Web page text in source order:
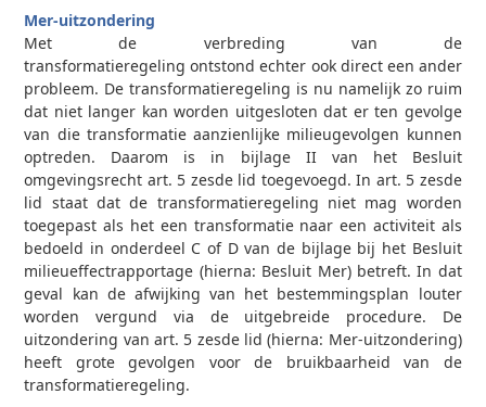
Mer-uitzondering
Met de verbreding van de
transformatieregeling ontstond echter ook direct een ander
probleem. De transformatieregeling is nu namelijk zo ruim
dat niet langer kan worden uitgesloten dat er ten gevolge
van die transformatie aanzienlijke milieugevolgen kunnen
optreden. Daarom is in bijlage II van het Besluit
omgevingsrecht art. 5 zesde lid toegevoegd. In art. 5 zesde
lid staat dat de transformatieregeling niet mag worden
toegepast als het een transformatie naar een activiteit als
bedoeld in onderdeel C of D van de bijlage bij het Besluit
milieueffectrapportage (hierna: Besluit Mer) betreft. In dat
geval kan de afwijking van het bestemmingsplan louter
worden vergund via de uitgebreide procedure. De
uitzondering van art. 5 zesde lid (hierna: Mer-uitzondering)
heeft grote gevolgen voor de bruikbaarheid van de
transformatieregeling.